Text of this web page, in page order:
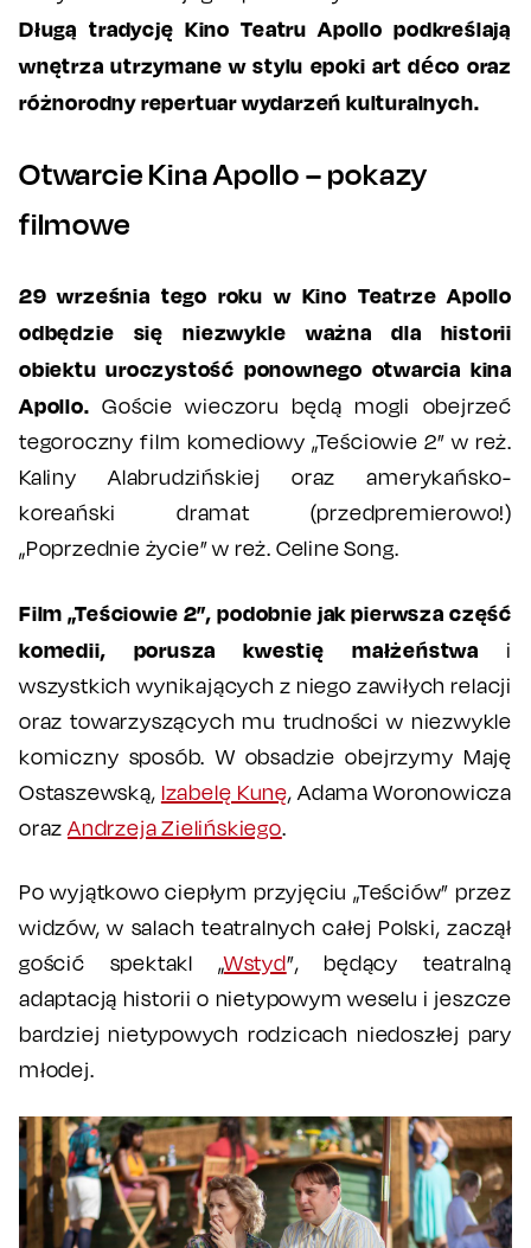
Długą tradycję Kino Teatru Apollo podkreślają
wnętrza utrzymane w stylu epoki art déco oraz
różnorodny repertuar wydarzeń kulturalnych.
Otwarcie Kina Apollo – pokazy
filmowe
29 września tego roku w Kino Teatrze Apollo
odbędzie się niezwykle ważna dla historii
obiektu uroczystość ponownego otwarcia kina
Apollo. Goście wieczoru będą mogli obejrzeć
tegoroczny film komediowy „Teściowie 2” w reż.
Kaliny Alabrudzińskiej oraz amerykańsko-
koreański dramat (przedpremierowo!)
„Poprzednie życie” w reż. Celine Song.
Film „Teściowie 2”, podobnie jak pierwsza część
komedii, porusza kwestię małżeństwa i
wszystkich wynikających z niego zawiłych relacji
oraz towarzyszących mu trudności w niezwykle
komiczny sposób. W obsadzie obejrzymy Maję
Ostaszewską, Izabelę Kunę, Adama Woronowicza
oraz Andrzeja Zielińskiego.
Po wyjątkowo ciepłym przyjęciu „Teściów” przez
widzów, w salach teatralnych całej Polski, zaczął
gościć spektakl „Wstyd”, będący teatralną
adaptacją historii o nietypowym weselu i jeszcze
bardziej nietypowych rodzicach niedoszłej pary
młodej.